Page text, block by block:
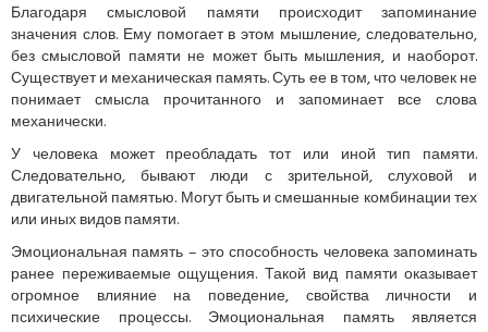
Благодаря смысловой памяти происходит запоминание
значения слов. Ему помогает в этом мышление, следовательно,
без смысловой памяти не может быть мышления, и наоборот.
Существует и механическая память. Суть ее в том, что человек не
понимает смысла прочитанного и запоминает все слова
механически.
У человека может преобладать тот или иной тип памяти.
Следовательно, бывают люди с зрительной, слуховой и
двигательной памятью. Могут быть и смешанные комбинации тех
или иных видов памяти.
Эмоциональная память – это способность человека запоминать
ранее переживаемые ощущения. Такой вид памяти оказывает
огромное влияние на поведение, свойства личности и
психические процессы. Эмоциональная память является